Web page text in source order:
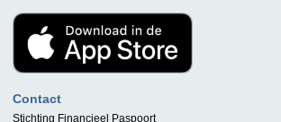
Contact
Stichting Financieel Paspoort